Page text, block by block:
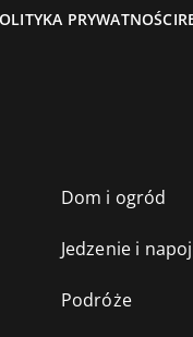
PRYWATNOŚCI
Dom i ogród
Jedzenie i
Podróże